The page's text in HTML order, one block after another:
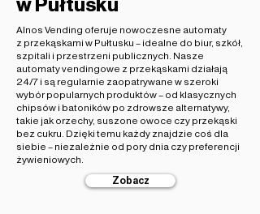
w Pułtusku
Alnos Vending oferuje nowoczesne automaty
z przekąskami w Pułtusku – idealne do biur, szkół,
szpitali i przestrzeni publicznych. Nasze
automaty vendingowe z przekąskami działają
24/7 i są regularnie zaopatrywane w szeroki
wybór popularnych produktów – od klasycznych
chipsów i batoników po zdrowsze alternatywy,
takie jak orzechy, suszone owoce czy przekąski
bez cukru. Dzięki temu każdy znajdzie coś dla
siebie – niezależnie od pory dnia czy preferencji
żywieniowych.
Zobacz